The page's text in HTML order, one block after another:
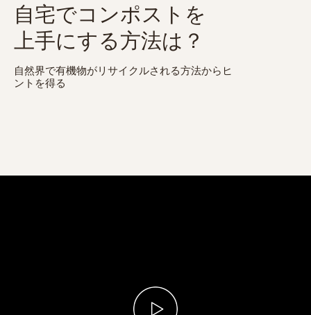
自宅でコンポストを
上手にする方法は？
自然界で有機物がリサイクルされる方法からヒ
ントを得る